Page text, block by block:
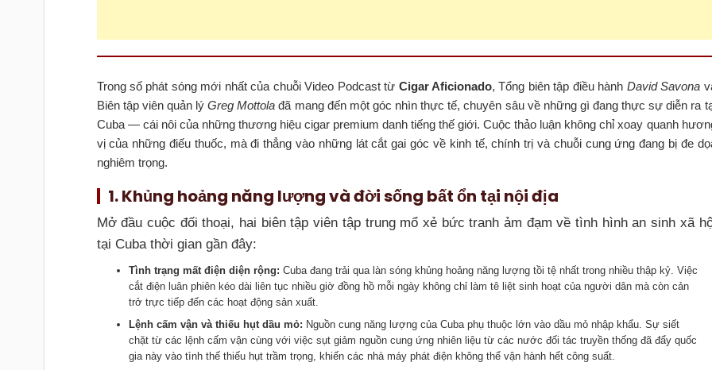
Trong số phát sóng mới nhất của chuỗi Video Podcast từ Cigar Aficionado, Tổng biên tập điều hành David Savona
Biên tập viên quản lýGreg Mottola đã mang đến một góc nhìn thực tế, chuyên sâu về những gì đang thực sự diễn ra
Cuba — cái nôi của những thương hiệu cigar premium danh tiếng thế giới. Cuộc thảo luận không chỉ xoay quanh
vị của những điếu thuốc, mà đi thẳng vào những lát cắt gai góc về kinh tế, chính trị và chuỗi cung ứng đang bị đe
nghiêm trọng.
1. Khủng hoảng năng lượng và đời sống bất ổn tại nội địa
Mở đầu cuộc đối thoại, hai biên tập viên tập trung mổ xẻ bức tranh ảm đạm về tình hình an sinh xã
tại Cuba thời gian gần đây:
Tình trạng mất điện diện rộng: Cuba đang trải qua làn sóng khủng hoảng năng lượng tồi tệ nhất trong nhiều thập kỷ. Việc
cắt điện luân phiên kéo dài liên tục nhiều giờ đồng hồ mỗi ngày không chỉ làm tê liệt sinh hoạt của người dân mà còn cản
trở trực tiếp đến các hoạt động sản xuất.
Lệnh cấm vận và thiếu hụt dầu mỏ: Nguồn cung năng lượng của Cuba phụ thuộc lớn vào dầu mỏ nhập khẩu. Sự siết
chặt từ các lệnh cấm vận cùng với việc sụt giảm nguồn cung ứng nhiên liệu từ các nước đối tác truyền thống đã đẩy quốc
gia này vào tình thế thiếu hụt trầm trọng, khiến các nhà máy phát điện không thể vận hành hết công suất.